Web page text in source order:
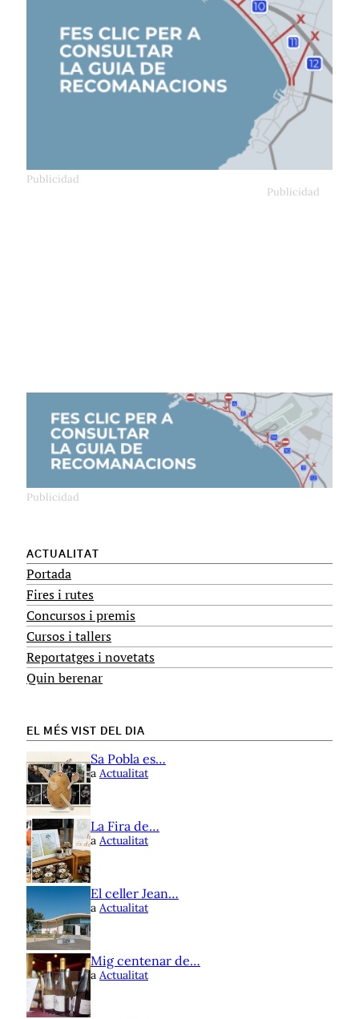
ACTUALITAT
Portada
Fires i rutes
Concursos i premis
Cursos i tallers
Reportatges i novetats
Quin berenar
EL MÉS VIST DEL DIA
Sa Pobla es…
a Actualitat
La Fira de…
a Actualitat
El celler Jean…
a Actualitat
Mig centenar de…
a Actualitat